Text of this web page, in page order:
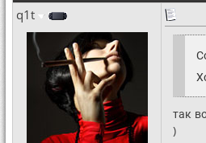
q1t
так
)